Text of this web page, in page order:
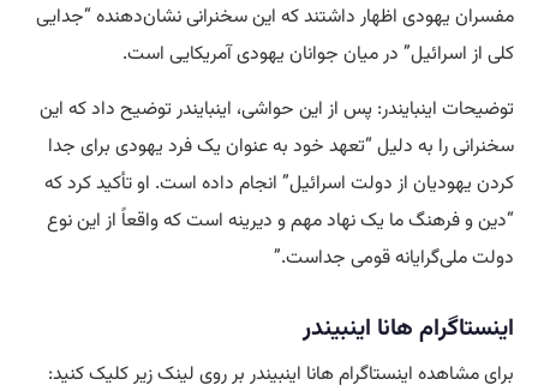
مفسران یهودی اظهار داشتند که این سخنرانی نشان‌دهنده “جدایی
کلی از اسرائیل” در میان جوانان یهودی آمریکایی است.
توضیحات اینبایندر: پس از این حواشی، اینبایندر توضیح داد که این
سخنرانی را به دلیل “تعهد خود به عنوان یک فرد یهودی برای جدا
کردن یهودیان از دولت اسرائیل” انجام داده است. او تأکید کرد که
“دین و فرهنگ ما یک نهاد مهم و دیرینه است که واقعاً از این نوع
دولت ملی‌گرایانه قومی جداست.”
اینستاگرام هانا اینبیندر
برای مشاهده اینستاگرام هانا اینبیندر بر روی لینک زیر کلیک کنید: